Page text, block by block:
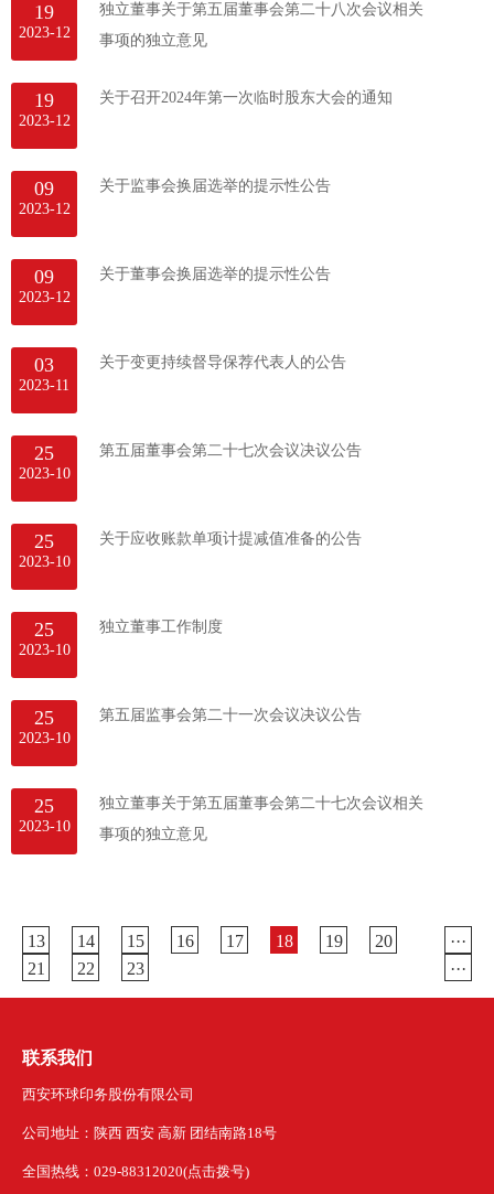
19
2023-12
独立董事关于第五届董事会第二十八次会议相关
事项的独立意见
19
2023-12
关于召开2024年第一次临时股东大会的通知
09
2023-12
关于监事会换届选举的提示性公告
09
2023-12
关于董事会换届选举的提示性公告
03
2023-11
关于变更持续督导保荐代表人的公告
25
2023-10
第五届董事会第二十七次会议决议公告
25
2023-10
关于应收账款单项计提减值准备的公告
25
2023-10
独立董事工作制度
25
2023-10
第五届监事会第二十一次会议决议公告
25
2023-10
独立董事关于第五届董事会第二十七次会议相关
事项的独立意见
···
13 14 15 16 17 18 19
20
21
22 23 ···
联系我们
西安环球印务股份有限公司
公司地址：陕西 西安 高新 团结南路18号
全国热线：029-88312020(点击拨号)